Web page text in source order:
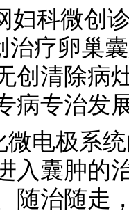
妇科微创
治疗卵巢
创清除病
病专治发
极系统
入囊肿的
随治随走